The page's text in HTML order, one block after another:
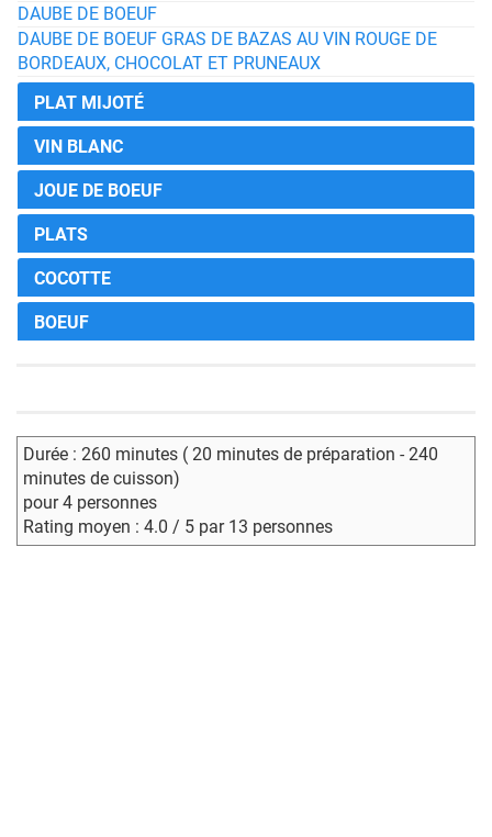
DAUBE DE BOEUF
DAUBE DE BOEUF GRAS DE BAZAS AU VIN ROUGE DE
BORDEAUX, CHOCOLAT ET PRUNEAUX
PLAT MIJOTÉ
VIN BLANC
JOUE DE BOEUF
PLATS
COCOTTE
BOEUF
Durée : 260 minutes ( 20 minutes de préparation - 240
minutes de cuisson)
pour 4 personnes
Rating moyen : 4.0 / 5 par 13 personnes